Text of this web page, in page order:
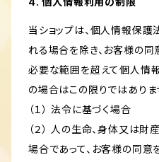
当ショップは、個人情報保
れる場合を除き、お客様の
必要な範囲を超えて個人情報
の場合はこの限りではありま
（１） 法令に基づく場合
（２） 人の生命、身体又は
場合であって、お客様の同意